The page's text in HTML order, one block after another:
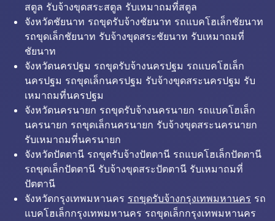
สตูล รับจ้างขุดสระสตูล รับเหมาถมที่สตูล
จังหวัดชัยนาท รถขุดรับจ้างชัยนาท รถแบคโฮเล็กชัยนาท
รถขุดเล็กชัยนาท รับจ้างขุดสระชัยนาท รับเหมาถมที่
ชัยนาท
จังหวัดนครปฐม รถขุดรับจ้างนครปฐม รถแบคโฮเล็ก
นครปฐม รถขุดเล็กนครปฐม รับจ้างขุดสระนครปฐม รับ
เหมาถมที่นครปฐม
จังหวัดนครนายก รถขุดรับจ้างนครนายก รถแบคโฮเล็ก
นครนายก รถขุดเล็กนครนายก รับจ้างขุดสระนครนายก
รับเหมาถมที่นครนายก
จังหวัดปัตตานี รถขุดรับจ้างปัตตานี รถแบคโฮเล็กปัตตานี
รถขุดเล็กปัตตานี รับจ้างขุดสระปัตตานี รับเหมาถมที่
ปัตตานี
จังหวัดกรุงเทพมหานคร รถขุดรับจ้างกรุงเทพมหานคร รถ
แบคโฮเล็กกรุงเทพมหานคร รถขุดเล็กกรุงเทพมหานคร